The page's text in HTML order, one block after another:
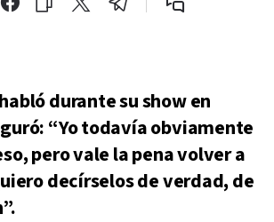
durante su show en
“Yo todavía obviamente
pero vale la pena volver a
decírselos de verdad, de